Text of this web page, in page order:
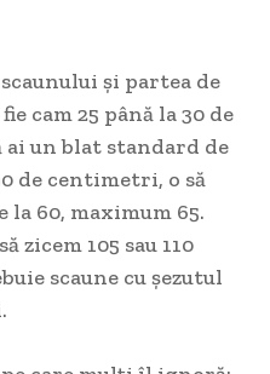
și partea de
cam 25 până la 30 de
un blat standard de
de centimetri, o să
la 60, maximum 65.
zicem 105 sau 110
scaune cu șezutul